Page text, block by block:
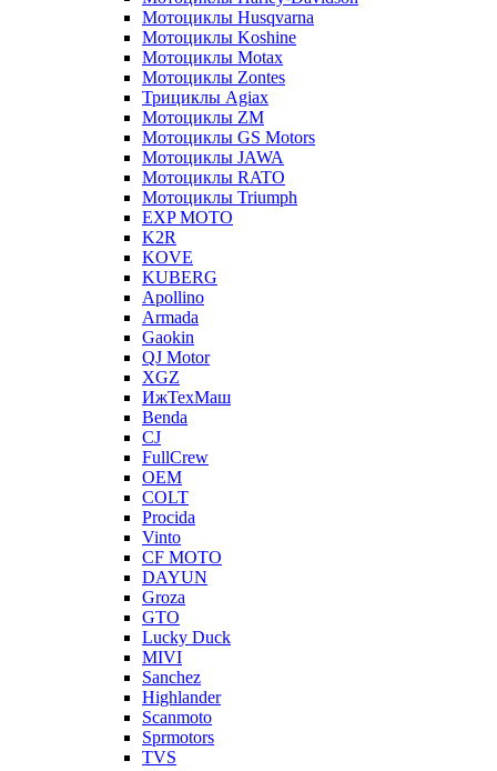
Мотоциклы Husqvarna
Мотоциклы Koshine
Мотоциклы Motax
Мотоциклы Zontes
Трициклы Agiax
Мотоциклы ZM
Мотоциклы GS Motors
Мотоциклы JAWA
Мотоциклы RATO
Мотоциклы Triumph
EXP MOTO
K2R
KOVE
KUBERG
Apollino
Armada
Gaokin
QJ Motor
XGZ
ИжТехМаш
Benda
CJ
FullCrew
OEM
COLT
Procida
Vinto
CF MOTO
DAYUN
Groza
GTO
Lucky Duck
MIVI
Sanchez
Highlander
Scanmoto
Sprmotors
TVS